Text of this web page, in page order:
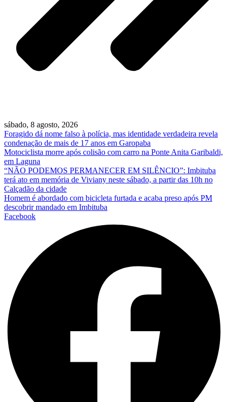
sábado, 8 agosto, 2026
Foragido dá nome falso à polícia, mas identidade verdadeira revela
condenação de mais de 17 anos em Garopaba
Motociclista morre após colisão com carro na Ponte Anita Garibaldi,
em Laguna
“NÃO PODEMOS PERMANECER EM SILÊNCIO”: Imbituba
terá ato em memória de Viviany neste sábado, a partir das 10h no
Calçadão da cidade
Homem é abordado com bicicleta furtada e acaba preso após PM
descobrir mandado em Imbituba
Facebook